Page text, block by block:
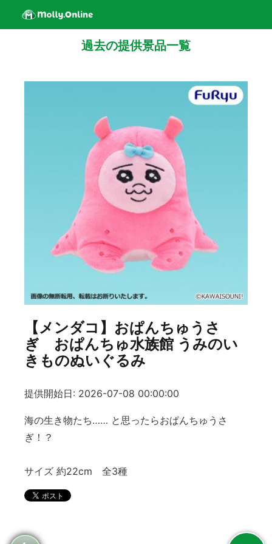
過去の提供景品一覧
【メンダコ】おぱんちゅうさ
ぎ おぱんちゅ水族館 うみのい
きものぬいぐるみ
提供開始日: 2026-07-08 00:00:00
海の生き物たち…… と思ったらおぱんちゅうさ
ぎ！？
サイズ 約22cm 全3種